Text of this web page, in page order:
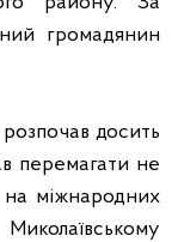
громадянин
досить
перемагати не
на міжнародних